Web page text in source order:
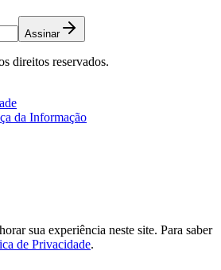
Assinar
direitos reservados.
da Informação
sua experiência neste site. Para saber
de Privacidade.